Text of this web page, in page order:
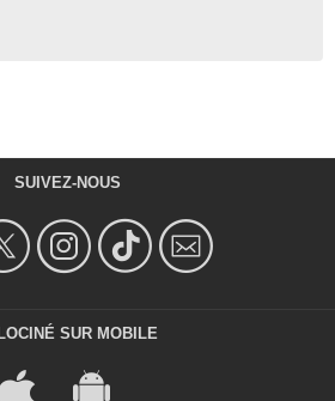
SUIVEZ-NOUS
SUR MOBILE